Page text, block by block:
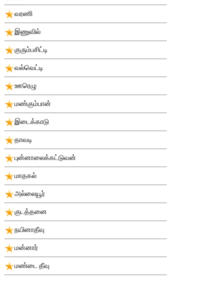
வரணி
இணுவில்
குரும்பசிட்டி
வல்வெட்டி
ஊரெழு
மண்கும்பான்
இடைக்காடு
தாவடி
புன்னாலைக்கட்டுவன்
மாதகல்
அல்லையூர்
குடத்தனை
நயினாதீவு
மன்னார்
மண்டை தீவு